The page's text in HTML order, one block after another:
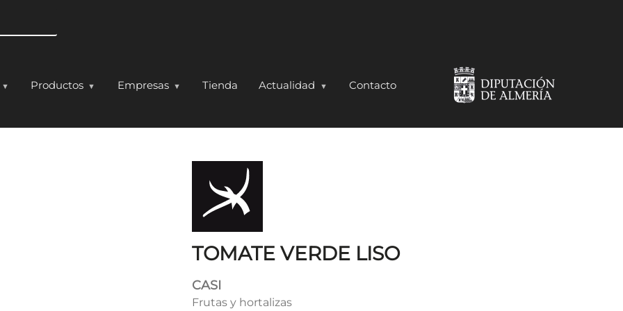
Productos Empresas Tienda Actualidad Contacto
TOMATE VERDE LISO
CASI
Frutas y hortalizas